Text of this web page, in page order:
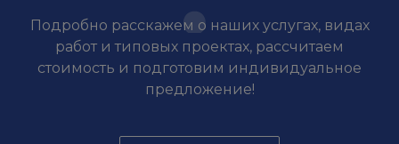
Подробно расскажем о наших услугах, видах
работ и типовых проектах, рассчитаем
стоимость и подготовим индивидуальное
предложение!